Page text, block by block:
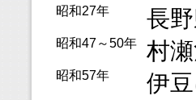
昭和27年 長
昭和47～50年 村
昭和57年 伊